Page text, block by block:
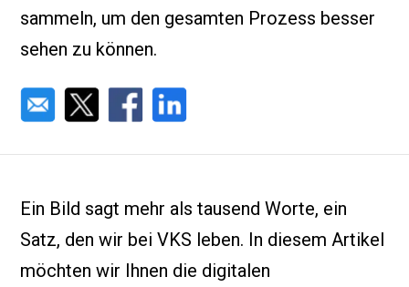
sammeln, um den gesamten Prozess besser
sehen zu können.
Ein Bild sagt mehr als tausend Worte, ein
Satz, den wir bei VKS leben. In diesem Artikel
möchten wir Ihnen die digitalen